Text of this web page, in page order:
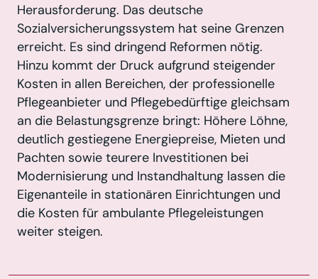
Herausforderung. Das deutsche
Sozialversicherungssystem hat seine Grenzen
erreicht. Es sind dringend Reformen nötig.
Hinzu kommt der Druck aufgrund steigender
Kosten in allen Bereichen, der professionelle
Pflegeanbieter und Pflegebedürftige gleichsam
an die Belastungsgrenze bringt: Höhere Löhne,
deutlich gestiegene Energiepreise, Mieten und
Pachten sowie teurere Investitionen bei
Modernisierung und Instandhaltung lassen die
Eigenanteile in stationären Einrichtungen und
die Kosten für ambulante Pflegeleistungen
weiter steigen.